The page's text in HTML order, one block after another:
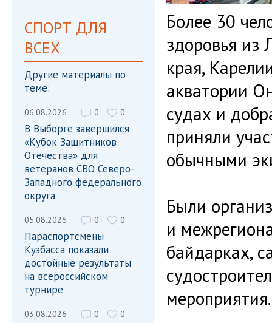
СПОРТ ДЛЯ
ВСЕХ
Другие материалы по
теме:
06.08.2026 0 0
В Выборге завершился
«Кубок Защитников
Отечества» для
ветеранов СВО Северо-
Западного федерального
округа
05.08.2026 0 0
Параспортсмены
Кузбасса показали
достойные результаты
на всероссийском
турнире
03.08.2026 0 0
Более 30
здоровья из
края,
акватории
судах и
приняли
обычными
Были
и
байдарках,
мероприятия.